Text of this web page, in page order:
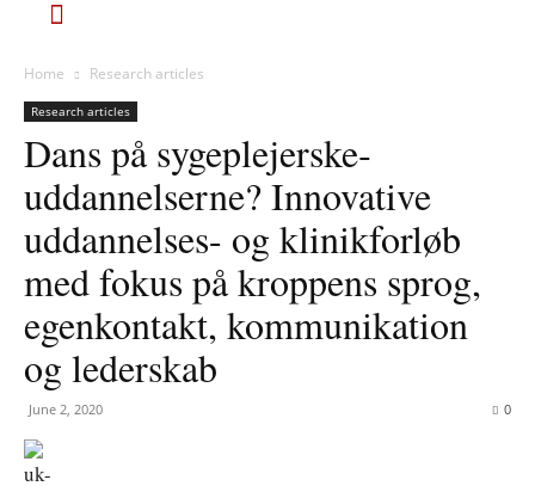
Home Research articles
Research articles
Dans på sygeplejerske­
uddannelserne? Innovative
uddannelses- og klinikforløb
med fokus på kroppens sprog,
egenkontakt, kommunikation
og lederskab
June 2, 2020 0